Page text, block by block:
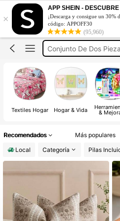
×
APP SHEIN - DESCUBRE
¡Descarga y consigue un 30%
código: APPOFF30
(95,960)
Blusas Bonitas De
Squishies
Textiles Hogar Hogar & Vida &
Recomendados Más populares
Local
Categoría Pilas